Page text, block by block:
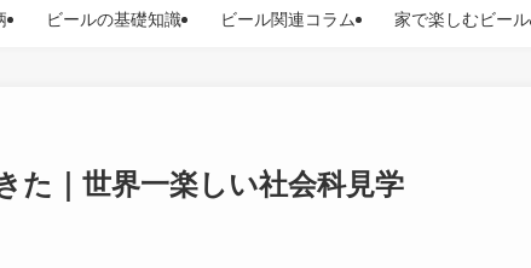
ビールの基礎知識 ビール関連コラム 家で楽しむビール
た｜世界一楽しい社会科見学